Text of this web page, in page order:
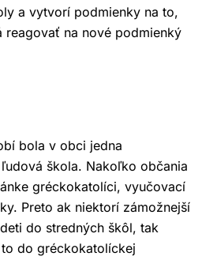
a vytvorí podmienky na to,
reagovať na nové podmienký
bola v obci jedna
škola. Nakoľko občania
gréckokatolíci, vyučovací
Preto ak niektorí zámožnejší
do stredných škôl, tak
do gréckokatolíckej